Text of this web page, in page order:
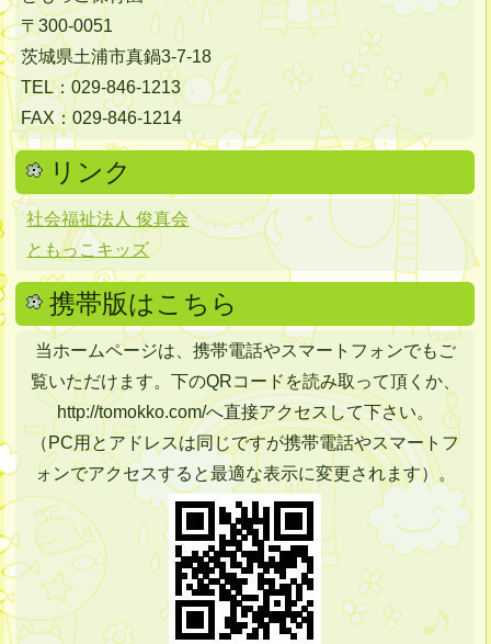
〒300-0051
茨城県土浦市真鍋3-7-18
TEL：029-846-1213
FAX：029-846-1214
リンク
社会福祉法人 俊真会
ともっこキッズ
携帯版はこちら
当ホームページは、携帯電話やスマートフォンでもご
覧いただけます。下のQRコードを読み取って頂くか、
http://tomokko.com/へ直接アクセスして下さい。
（PC用とアドレスは同じですが携帯電話やスマートフ
ォンでアクセスすると最適な表示に変更されます）。